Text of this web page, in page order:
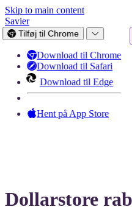
Skip to main content
Savier
Tilføj til Chrome
Download til Chrome
Download til Safari
Download til Edge
Hent på App Store
Dollarstore